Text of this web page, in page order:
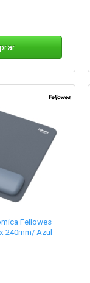
Fellowes
240mm/ Azul